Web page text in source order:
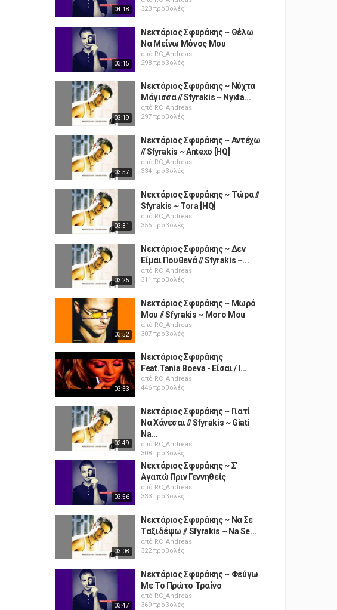
04:18
323 προβολές
03:15
Νεκτάριος Σφυράκης ~ Θέλω
Να Μείνω Μόνος Μου
από RC_Andreas
298 προβολές
03:19
Νεκτάριος Σφυράκης ~ Νύχτα
Μάγισσα // Sfyrakis ~ Nyxta...
από RC_Andreas
297 προβολές
03:57
Νεκτάριος Σφυράκης ~ Αντέχω
// Sfyrakis ~ Antexo [HQ]
από RC_Andreas
334 προβολές
03:31
Νεκτάριος Σφυράκης ~ Τώρα //
Sfyrakis ~ Tora [HQ]
από RC_Andreas
355 προβολές
03:25
Νεκτάριος Σφυράκης ~ Δεν
Είμαι Πουθενά // Sfyrakis ~...
από RC_Andreas
311 προβολές
03:52
Νεκτάριος Σφυράκης ~ Μωρό
Μου // Sfyrakis ~ Moro Mou
από RC_Andreas
307 προβολές
03:53
Νεκτάριος Σφυράκης
Feat.Tania Boeva - Είσαι / I...
από RC_Andreas
446 προβολές
02:49
Νεκτάριος Σφυράκης ~ Γιατί
Να Χάνεσαι // Sfyrakis ~ Giati
Na...
από RC_Andreas
308 προβολές
03:56
Νεκτάριος Σφυράκης ~ Σ'
Αγαπώ Πριν Γεννηθείς
από RC_Andreas
333 προβολές
03:08
Νεκτάριος Σφυράκης ~ Να Σε
Ταξιδέψω // Sfyrakis ~ Na Se...
από RC_Andreas
322 προβολές
03:47
Νεκτάριος Σφυράκης ~ Φεύγω
Με Το Πρώτο Τραίνο
από RC_Andreas
369 προβολές